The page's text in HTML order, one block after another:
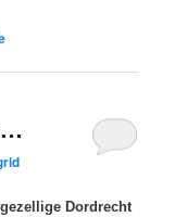
Dordrecht